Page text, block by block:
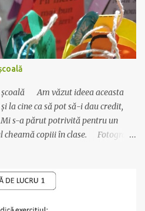
școală Am văzut ideea aceasta
la cine ca să pot să-i dau credit,
s-a părut potrivită pentru un
cheamă copiii în clase. Fotografia
se așază cele care au un singur
sau capsator. 😊Se printează pe
2 clopoței. 😊Se îndoaie pe linia